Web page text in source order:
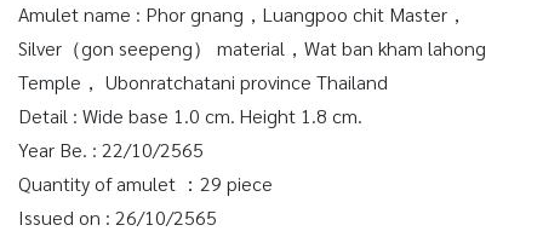
Amulet name : Phor gnang，Luangpoo chit Master，
Silver（gon seepeng） material，Wat ban kham lahong
Temple， Ubonratchatani province Thailand
Detail : Wide base 1.0 cm. Height 1.8 cm.
Year Be. : 22/10/2565
Quantity of amulet ：29 piece
Issued on : 26/10/2565